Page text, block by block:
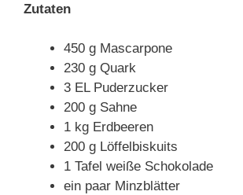
Zutaten
450 g Mascarpone
230 g Quark
3 EL Puderzucker
200 g Sahne
1 kg Erdbeeren
200 g Löffelbiskuits
1 Tafel weiße Schokolade
ein paar Minzblätter